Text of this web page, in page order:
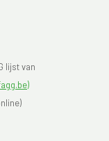
lijst van